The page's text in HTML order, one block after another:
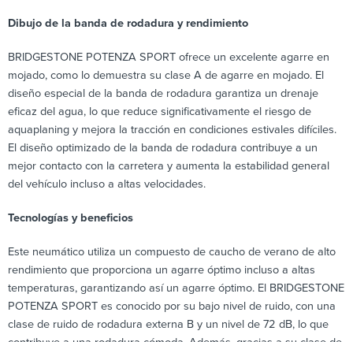
Dibujo de la banda de rodadura y rendimiento
BRIDGESTONE POTENZA SPORT ofrece un excelente agarre en
mojado, como lo demuestra su clase A de agarre en mojado. El
diseño especial de la banda de rodadura garantiza un drenaje
eficaz del agua, lo que reduce significativamente el riesgo de
aquaplaning y mejora la tracción en condiciones estivales difíciles.
El diseño optimizado de la banda de rodadura contribuye a un
mejor contacto con la carretera y aumenta la estabilidad general
del vehículo incluso a altas velocidades.
Tecnologías y beneficios
Este neumático utiliza un compuesto de caucho de verano de alto
rendimiento que proporciona un agarre óptimo incluso a altas
temperaturas, garantizando así un agarre óptimo. El BRIDGESTONE
POTENZA SPORT es conocido por su bajo nivel de ruido, con una
clase de ruido de rodadura externa B y un nivel de 72 dB, lo que